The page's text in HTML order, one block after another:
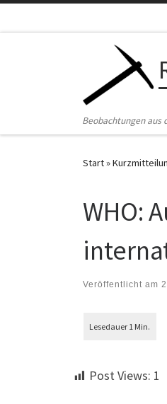
Beobachtungen aus
Start»
WHO:
Veröffentlicht am
Post Views: 1